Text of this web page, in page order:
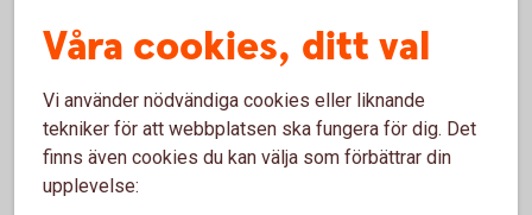
och pensionsförsäkringar nedan.
Hållbart sparande och hållbara fonder
Swedbank Försäkrings hållbarhetsarbete
Våra cookies, ditt val
Vi använder nödvändiga cookies eller liknande
tekniker för att webbplatsen ska fungera för dig. Det
finns även cookies du kan välja som förbättrar din
upplevelse: